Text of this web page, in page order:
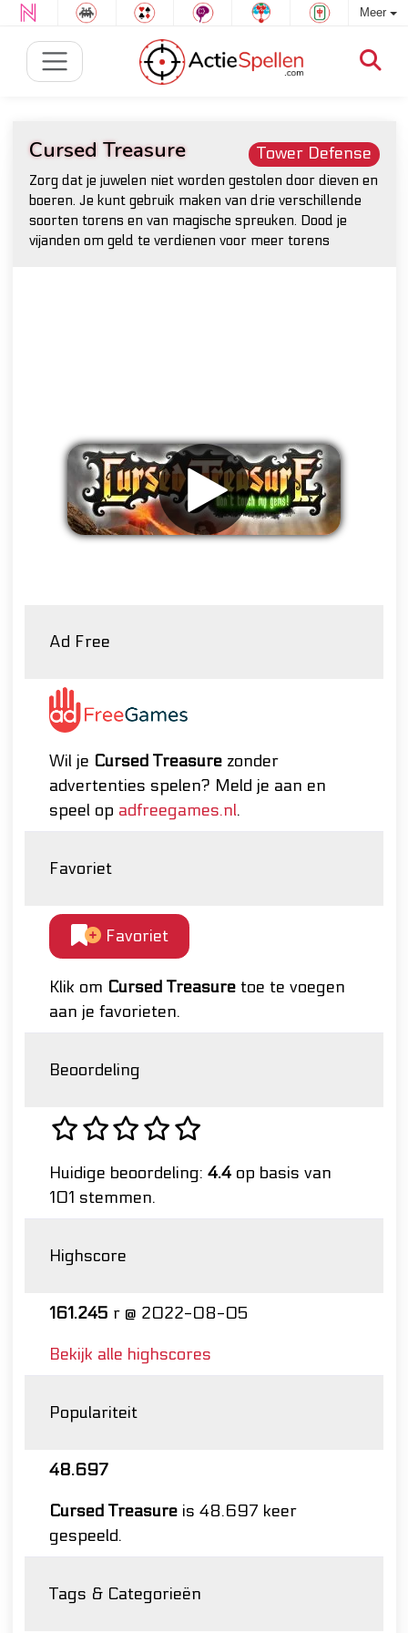
Meer
Tower Defense
Cursed Treasure
Zorg dat je juwelen niet worden gestolen door dieven en
boeren. Je kunt gebruik maken van drie verschillende
soorten torens en van magische spreuken. Dood je
vijanden om geld te verdienen voor meer torens
Ad Free
Wil je Cursed Treasure zonder
advertenties spelen? Meld je aan en
speel op adfreegames.nl.
Favoriet
Favoriet
Klik om Cursed Treasure toe te voegen
aan je favorieten.
Beoordeling
Huidige beoordeling: 4.4 op basis van
101 stemmen.
Highscore
161.245 r @ 2022-08-05
Bekijk alle highscores
Populariteit
48.697
Cursed Treasure is 48.697 keer
gespeeld.
Tags & Categorieën